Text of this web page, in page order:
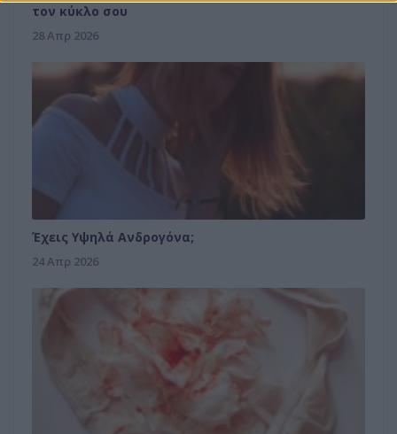
τον κύκλο σου
28 Απρ 2026
Έχεις Υψηλά Ανδρογόνα;
24 Απρ 2026